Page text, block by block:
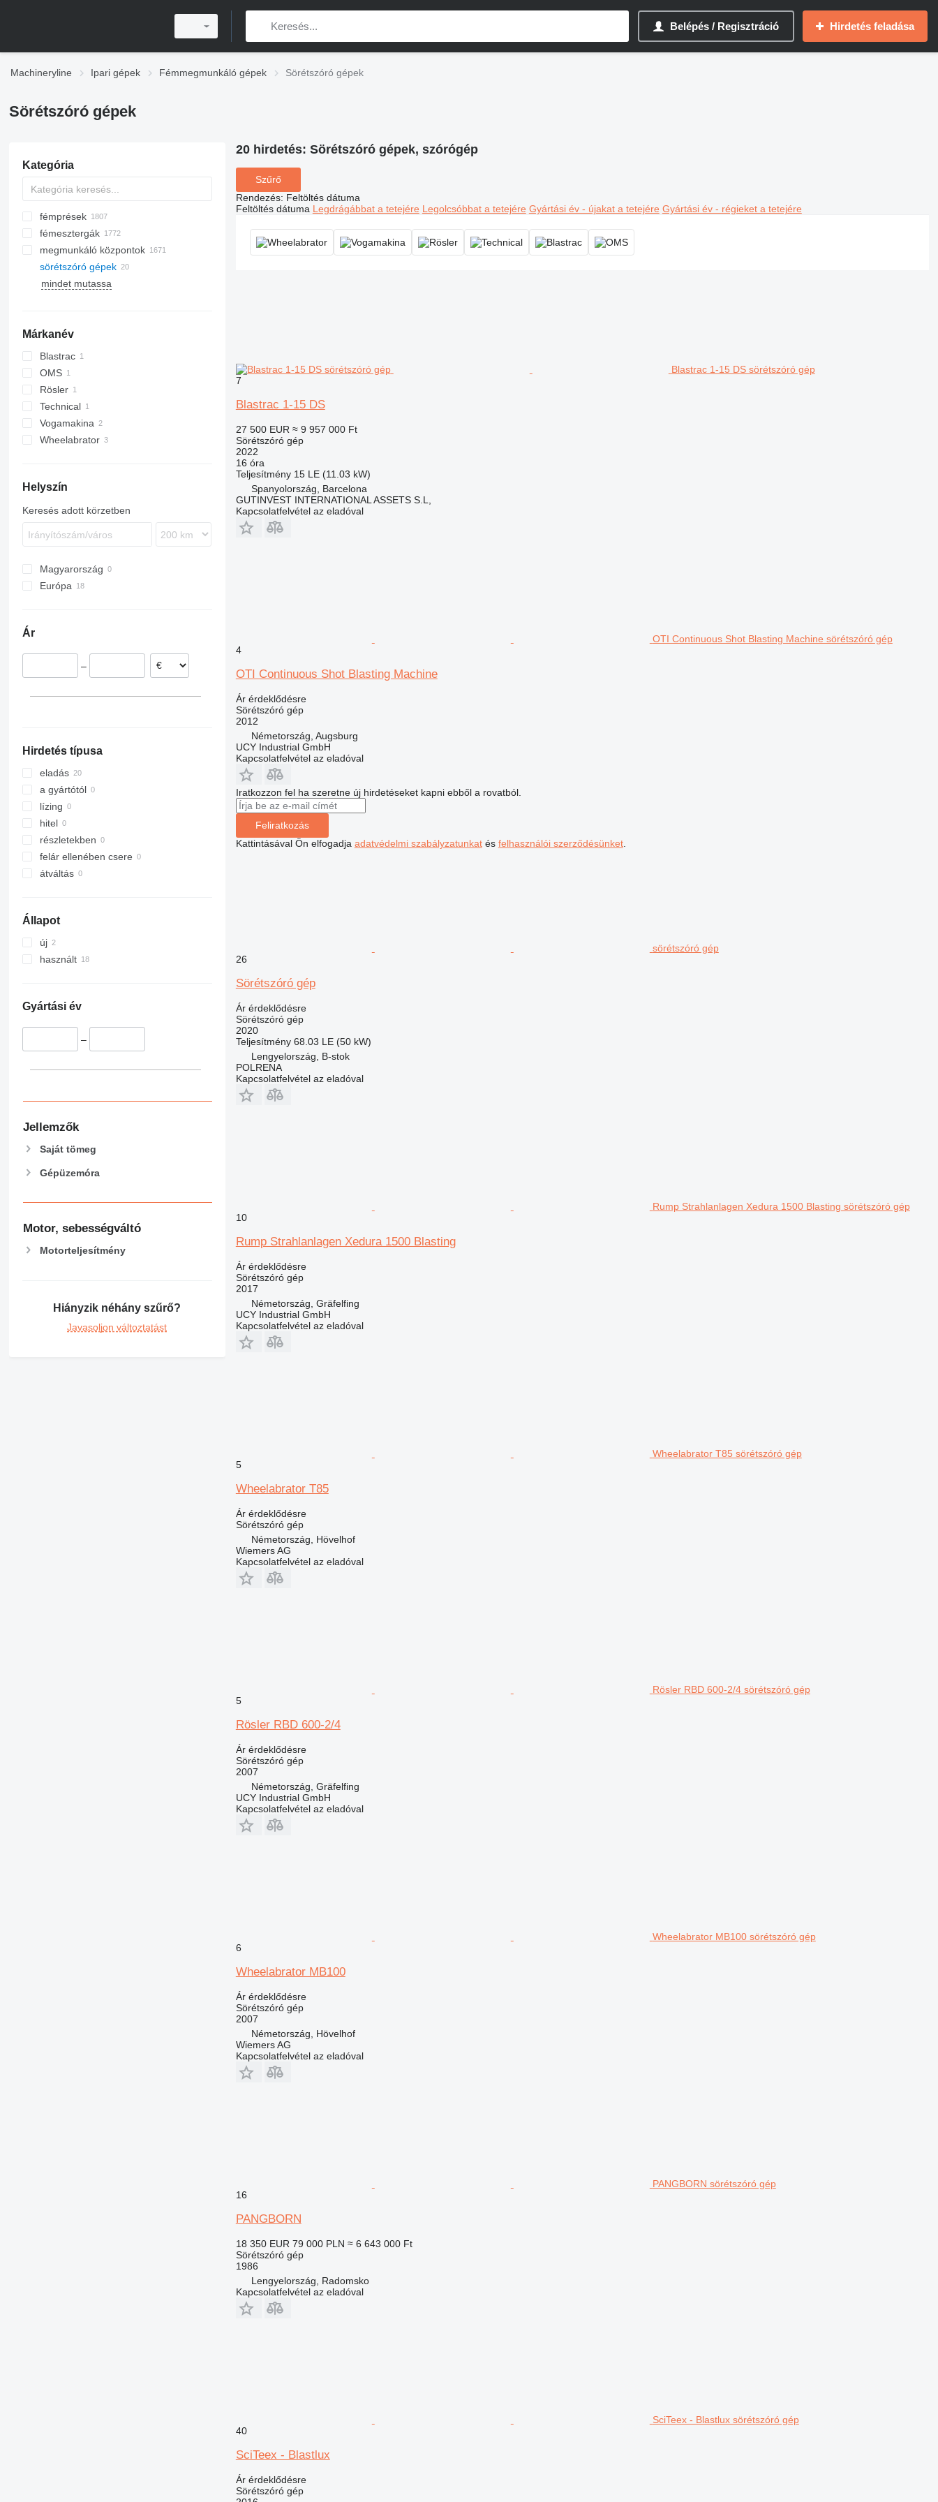
Belépés / Regisztráció Hirdetés feladása
Machineryline Ipari gépek Fémmegmunkáló gépek Sörétszóró gépek
Sörétszóró gépek
Kategória
fémprések
hidraulikus prések
lemezhajlító prések
excenter présgépek
turret lyukasztó prések
forgattyús sajtók
laborprések
egyéb fémprések
fémesztergák
megmunkáló központok
síkköszörűgépek
hengeres csiszológépek
koordináta csiszológépek
kúpfogaskerék csiszoló gépek
leppelő gépek
lázeres vágógépek
plazmavágó gépek
fémlemez vágógépek
lángvágó gépek
csiszoló vágógépek
sörétszóró gépek
mindet mutassa
Márkanév
Blastrac
OMS
Rösler
Technical
Vogamakina
Wheelabrator
Helyszín
Keresés adott körzetben
Magyarország
Európa
Egyesült Királyság
Belgium
Ár
–
Hirdetés típusa
eladás
a gyártótól
lízing
hitel
részletekben
felár ellenében csere
átváltás
Állapot
új
használt
Gyártási év
–
Jellemzők
Saját tömeg
Gépüzemóra
Motor, sebességváltó
Motorteljesítmény
Hiányzik néhány szűrő?
Javasoljon változtatást
20 hirdetés: Sörétszóró gépek, szórógép
Szűrő
Rendezés: Feltöltés dátuma
Feltöltés dátuma Legdrágábbat a tetejére Legolcsóbbat a tetejére Gyártási év - újakat a tetejére Gyártási év - régieket a tetejére
Blastrac 1-15 DS sörétszóró gép
7
Blastrac 1-15 DS
27 500 EUR ≈ 9 957 000 Ft
Sörétszóró gép
2022
16 óra
Teljesítmény 15 LE (11.03 kW)
Spanyolország, Barcelona
GUTINVEST INTERNATIONAL ASSETS S.L,
Kapcsolatfelvétel az eladóval
OTI Continuous Shot Blasting Machine sörétszóró gép
4
OTI Continuous Shot Blasting Machine
Ár érdeklődésre
Sörétszóró gép
2012
Németország, Augsburg
UCY Industrial GmbH
Kapcsolatfelvétel az eladóval
Iratkozzon fel ha szeretne új hirdetéseket kapni ebből a rovatból.
Feliratkozás
Kattintásával Ön elfogadja adatvédelmi szabályzatunkatés felhasználói szerződésünket.
sörétszóró gép
26
Sörétszóró gép
Ár érdeklődésre
Sörétszóró gép
2020
Teljesítmény 68.03 LE (50 kW)
Lengyelország, B-stok
POLRENA
Kapcsolatfelvétel az eladóval
Rump Strahlanlagen Xedura 1500 Blasting sörétszóró gép
10
Rump Strahlanlagen Xedura 1500 Blasting
Ár érdeklődésre
Sörétszóró gép
2017
Németország, Gräfelfing
UCY Industrial GmbH
Kapcsolatfelvétel az eladóval
Wheelabrator T85 sörétszóró gép
5
Wheelabrator T85
Ár érdeklődésre
Sörétszóró gép
Németország, Hövelhof
Wiemers AG
Kapcsolatfelvétel az eladóval
Rösler RBD 600-2/4 sörétszóró gép
5
Rösler RBD 600-2/4
Ár érdeklődésre
Sörétszóró gép
2007
Németország, Gräfelfing
UCY Industrial GmbH
Kapcsolatfelvétel az eladóval
Wheelabrator MB100 sörétszóró gép
6
Wheelabrator MB100
Ár érdeklődésre
Sörétszóró gép
2007
Németország, Hövelhof
Wiemers AG
Kapcsolatfelvétel az eladóval
PANGBORN sörétszóró gép
16
PANGBORN
18 350 EUR 79 000 PLN ≈ 6 643 000 Ft
Sörétszóró gép
1986
Lengyelország, Radomsko
Kapcsolatfelvétel az eladóval
SciTeex - Blastlux sörétszóró gép
40
SciTeex - Blastlux
Ár érdeklődésre
Sörétszóró gép